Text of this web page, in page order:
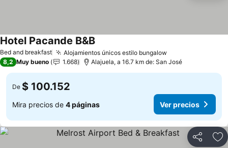
Bed and breakfast Alojamientos únicos estilo bungalow
Hotel Pacande B&B
8,2 Muy bueno 1.668 Alajuela, a 16.7 km de: San José
De $ 100.152
Mira precios de 4 páginas Ver precios
Compartir